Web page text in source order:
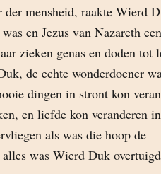
der mensheid, raakte Wierd
en Jezus van Nazareth een
zieken genas en doden tot
de echte wonderdoener
dingen in stront kon
en liefde kon veranderen
als was die hoop de
was Wierd Duk